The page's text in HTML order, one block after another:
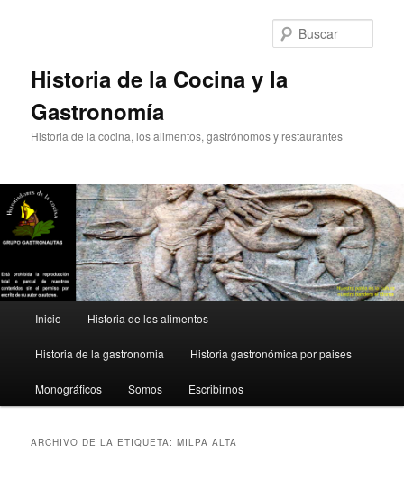
Historia de la Cocina y la
Gastronomía
Historia de la cocina, los alimentos, gastrónomos y restaurantes
principal
Inicio Historia de los alimentos
Historia de la gastronomia Historia gastronómica por paises
Monográficos Somos Escribirnos
ARCHIVO DE LA ETIQUETA:MILPA ALTA